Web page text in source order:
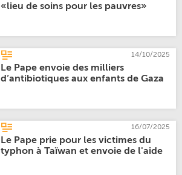
«lieu de soins pour les pauvres»
14/10/2025
Le Pape envoie des milliers
d’antibiotiques aux enfants de Gaza
16/07/2025
Le Pape prie pour les victimes du
typhon à Taïwan et envoie de l'aide